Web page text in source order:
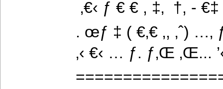
 ‚€‹ ƒ € € , ‡‚  †, - €‡
. œƒ ‡ ( €‚€ ‚, ‚ˆ)
‚‹ €‹ … ƒ. ƒ‚Œ ‚Œ...